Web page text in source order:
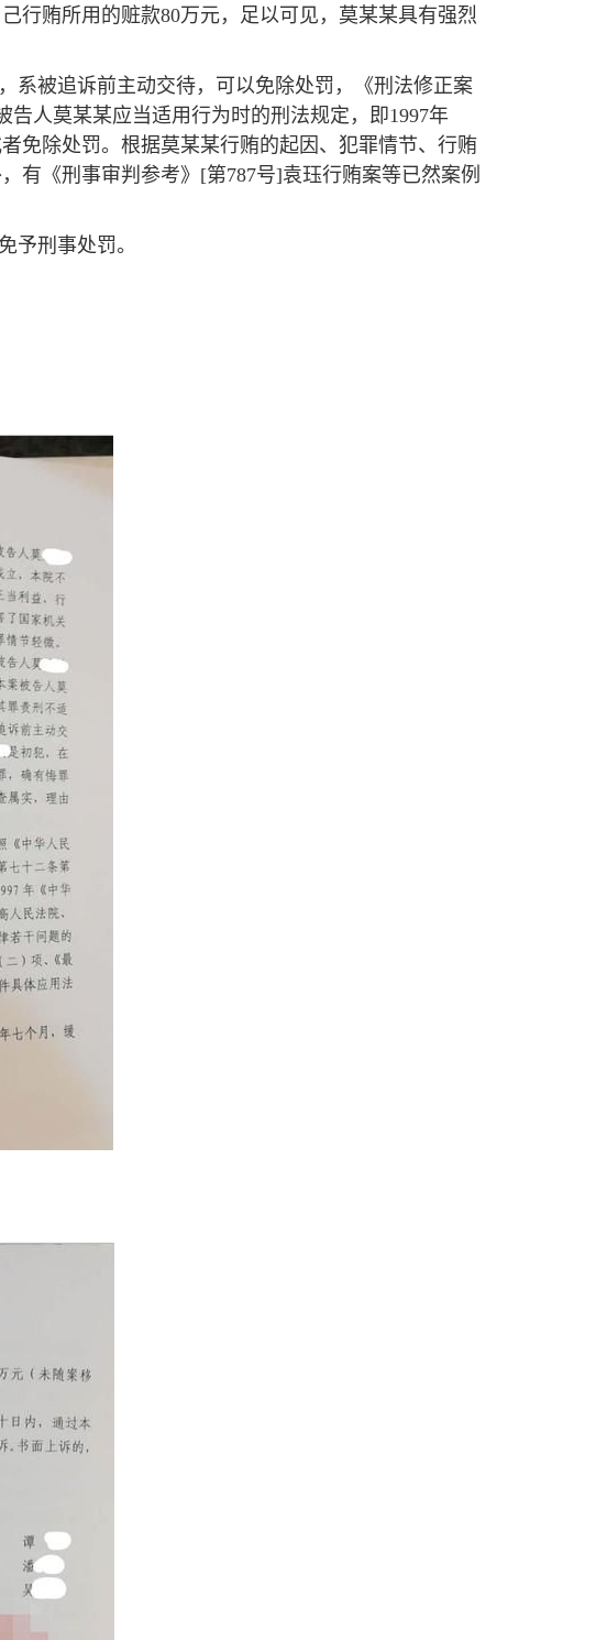
行贿所用的赃款80万元，足以可见，莫某某具有强烈
系被追诉前主动交待，可以免除处罚，《刑法修正案
人莫某某应当适用行为时的刑法规定，即1997年
免除处罚。根据莫某某行贿的起因、犯罪情节、行贿
有《刑事审判参考》[第787号]袁珏行贿案等已然案例
予刑事处罚。